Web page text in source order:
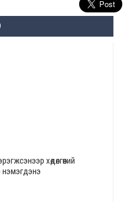
хөдөлгөөний